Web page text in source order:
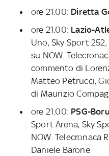
ore 21.00: Diretta
ore 21.00: Lazio-
Uno, Sky Sport
su NOW.
commento di
Matteo Petrucci,
di Maurizio
ore 21.00: PSG-
Sport Arena, Sky
NOW. Telecronaca
Daniele Barone